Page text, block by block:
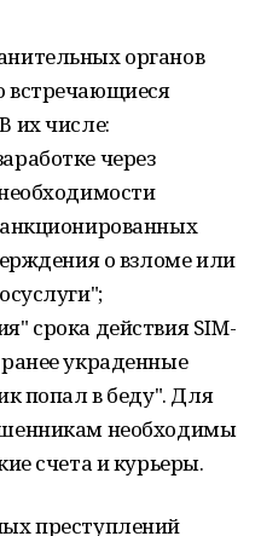
органов
встречающиеся
их числе:
через
о взломе или
срока действия SIM-
украденные
попал в беду". Для
необходимы
счета и курьеры.
преступлений